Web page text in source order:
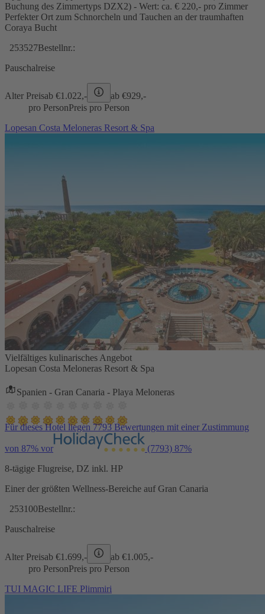
Buchung des Zimmertyps DZX2) - Wert: ca. € 220,- pro Zimmer
Perfekter Ort zum Schnorcheln und Tauchen an der traumhaften
Coraya Bucht
253527Bestellnr.:
Pauschalreise
Alter Preisab €1.022,- ab €929,-
pro PersonPreis pro Person
Lopesan Costa Meloneras Resort & Spa
Vielfältiges kulinarisches Angebot
Lopesan Costa Meloneras Resort & Spa
Spanien - Gran Canaria - Playa Meloneras
Für dieses Hotel liegen 7793 Bewertungen mit einer Zustimmung
von 87% vor (7793) 87%
8-tägige Flugreise, DZ inkl. HP
Einer der größten Wellness-Bereiche auf Gran Canaria
253100Bestellnr.:
Pauschalreise
Alter Preisab €1.699,- ab €1.005,-
pro PersonPreis pro Person
TUI MAGIC LIFE Plimmiri